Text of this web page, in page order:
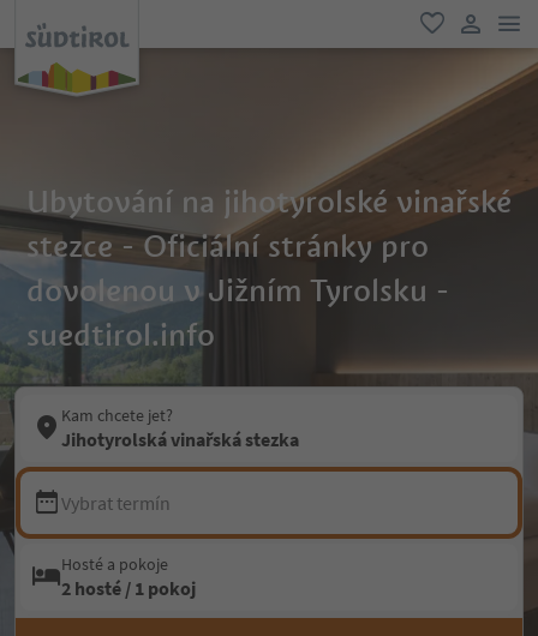
oblíbené
Ubytování na jihotyrolské vinařské
stezce - Oficiální stránky pro
dovolenou v Jižním Tyrolsku -
suedtirol.info
Kam chcete jet?
Jihotyrolská vinařská stezka
Vybrat termín
Hosté a pokoje
2 hosté / 1 pokoj